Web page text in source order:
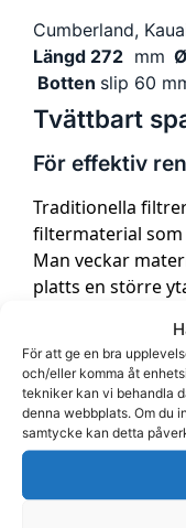
För att ge en bra
och/eller komma åt
tekniker kan vi behandla
denna webbplats. Om du
samtycke kan detta
Cumberland,
Längd 272 mm Ø
Botten slip 60
Tvättbart
För effektiv
Traditionella
filtermaterial som
Man veckar
platts en större
filters ytan mäts
Materialet i våra
tillverkade av
tresidiga
att den effektiva
formen. Själva